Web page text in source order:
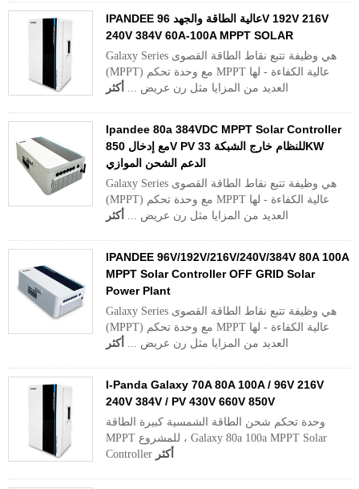
IPANDEE عالية الطاقة والجهد 96V 192V 216V
240V 384V 60A-100A MPPT SOLAR
Galaxy Series هي وظيفة تتبع نقاط الطاقة القصوى
(MPPT) مع وحدة تحكم MPPT عالية الكفاءة - لها
العديد من المزايا مثل رن عريض ... أكثر
Ipandee 80a 384VDC MPPT Solar Controller
مع إدخال 850V PV للنظام خارج الشبكة 33KW
الدعم الشحن الموازي
Galaxy Series هي وظيفة تتبع نقاط الطاقة القصوى
(MPPT) مع وحدة تحكم MPPT عالية الكفاءة - لها
العديد من المزايا مثل رن عريض ... أكثر
IPANDEE 96V/192V/216V/240V/384V 80A 100A
MPPT Solar Controller OFF GRID Solar
Power Plant
Galaxy Series هي وظيفة تتبع نقاط الطاقة القصوى
(MPPT) مع وحدة تحكم MPPT عالية الكفاءة - لها
العديد من المزايا مثل رن عريض ... أكثر
I-Panda Galaxy 70A 80A 100A / 96V 216V
240V 384V / PV 430V 660V 850V
وحدة تحكم شحن الطاقة الشمسية كبيرة الطاقة
MPPT للمشروع ، Galaxy 80a 100a MPPT Solar
Controller أكثر